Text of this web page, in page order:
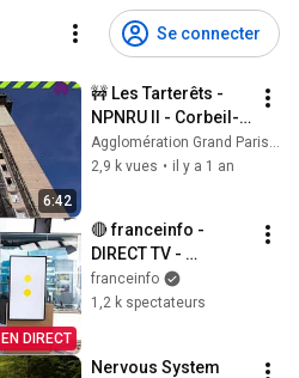
Se connecter
6:42
🚧 Les Tarterêts -
NPNRU II - Corbeil-
Essonnes
Agglomération Grand Paris Sud
2,9 k vues • il y a 1 an
EN DIRECT
🔴​ franceinfo -
DIRECT TV -
actualité France et
monde, interviews,
franceinfo
1,2 k spectateurs
Nervous System